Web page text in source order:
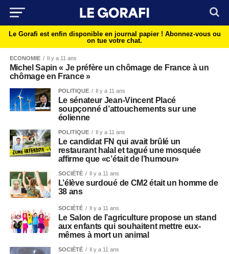
Le Gorafi est enfin disponible en journal papier ! Abonnez-vous ou
on tue votre chat.
ECONOMIE Il y a 11 ans
Michel Sapin « Je préfère un chômage de France à un
chômage en France »
POLITIQUE Il y a 11 ans
Le sénateur Jean-Vincent Placé
soupçonné d’attouchements sur une
éolienne
POLITIQUE Il y a 11 ans
Le candidat FN qui avait brûlé un
restaurant halal et tagué une mosquée
affirme que «c’était de l’humour»
SOCIÉTÉ Il y a 11 ans
L’élève surdoué de CM2 était un homme de
38 ans
SOCIÉTÉ Il y a 11 ans
Le Salon de l’agriculture propose un stand
aux enfants qui souhaitent mettre eux-
mêmes à mort un animal
SOCIÉTÉ Il y a 11 ans